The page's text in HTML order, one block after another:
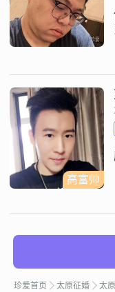
高富帅
珍爱首页 太原征婚 太